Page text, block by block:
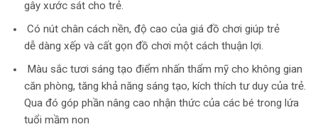
gây xước sát cho trẻ.
Có nút chân cách nền, độ cao của giá đồ chơi giúp trẻ
dễ dàng xếp và cất gọn đồ chơi một cách thuận lợi.
Màu sắc tươi sáng tạo điểm nhấn thẩm mỹ cho không gian
căn phòng, tăng khả năng sáng tạo, kích thích tư duy của trẻ.
Qua đó góp phần nâng cao nhận thức của các bé trong lứa
tuổi mầm non